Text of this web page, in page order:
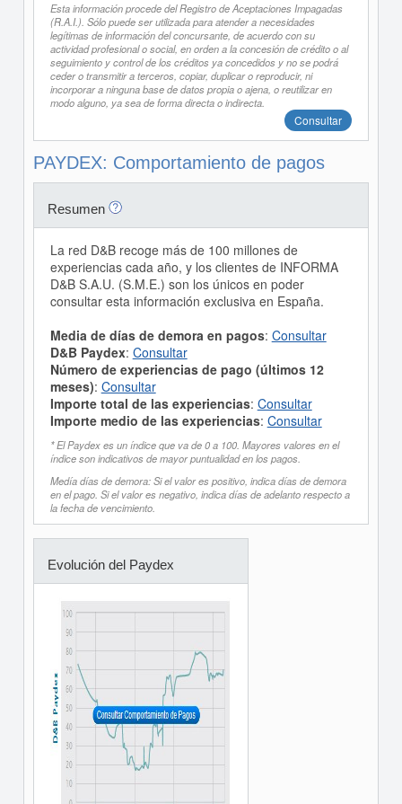
Esta información procede del Registro de Aceptaciones Impagadas
(R.A.I.). Sólo puede ser utilizada para atender a necesidades
legítimas de información del concursante, de acuerdo con su
actividad profesional o social, en orden a la concesión de crédito o al
seguimiento y control de los créditos ya concedidos y no se podrá
ceder o transmitir a terceros, copiar, duplicar o reproducir, ni
incorporar a ninguna base de datos propia o ajena, o reutilizar en
modo alguno, ya sea de forma directa o indirecta.
Consultar
PAYDEX: Comportamiento de pagos
Resumen
La red D&B recoge más de 100 millones de
experiencias cada año, y los clientes de INFORMA
D&B S.A.U. (S.M.E.) son los únicos en poder
consultar esta información exclusiva en España.
Media de días de demora en pagos: Consultar
D&B Paydex: Consultar
Número de experiencias de pago (últimos 12
meses): Consultar
Importe total de las experiencias: Consultar
Importe medio de las experiencias: Consultar
* El Paydex es un índice que va de 0 a 100. Mayores valores en el
índice son indicativos de mayor puntualidad en los pagos.
Medía días de demora: Si el valor es positivo, indica días de demora
en el pago. Si el valor es negativo, indica días de adelanto respecto a
la fecha de vencimiento.
Evolución del Paydex